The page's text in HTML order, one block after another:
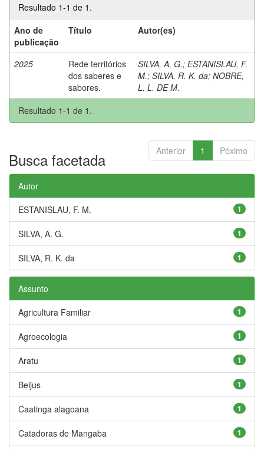
Resultado 1-1 de 1.
Ano de
publicação
Título Autor(es)
2025
Rede territórios
dos saberes e
sabores.
SILVA, A. G.; ESTANISLAU, F.
M.; SILVA, R. K. da; NOBRE,
L. L. DE M.
Resultado 1-1 de 1.
Anterior 1 Póximo
Busca facetada
Autor
1
ESTANISLAU, F. M.
1
SILVA, A. G.
1
SILVA, R. K. da
Assunto
1
Agricultura Familiar
1
Agroecologia
1
Aratu
1
Beijus
1
Caatinga alagoana
1
Catadoras de Mangaba